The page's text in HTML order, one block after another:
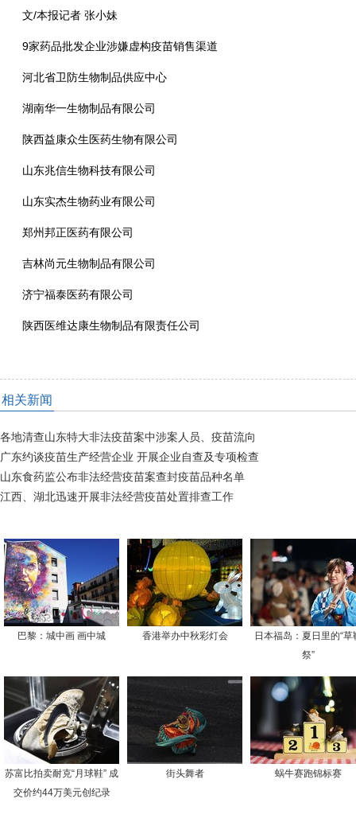
文/本报记者 张小妹
9家药品批发企业涉嫌虚构疫苗销售渠道
河北省卫防生物制品供应中心
湖南华一生物制品有限公司
陕西益康众生医药生物有限公司
山东兆信生物科技有限公司
山东实杰生物药业有限公司
郑州邦正医药有限公司
吉林尚元生物制品有限公司
济宁福泰医药有限公司
陕西医维达康生物制品有限责任公司
相关新闻
各地清查山东特大非法疫苗案中涉案人员、疫苗流向
广东约谈疫苗生产经营企业 开展企业自查及专项检查
山东食药监公布非法经营疫苗案查封疫苗品种名单
江西、湖北迅速开展非法经营疫苗处置排查工作
巴黎：城中画 画中城 香港举办中秋彩灯会
日本福岛：夏日里的“草
祭”
苏富比拍卖耐克“月球鞋” 成
交价约44万美元创纪录
街头舞者 蜗牛赛跑锦标赛